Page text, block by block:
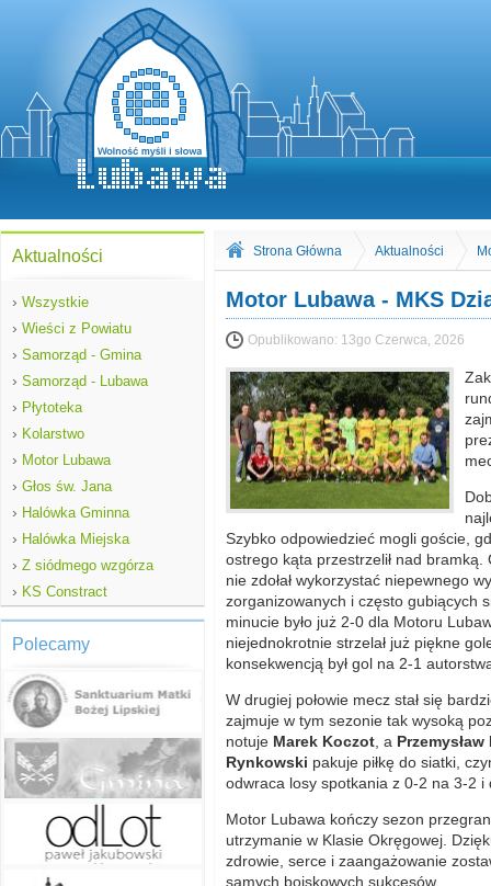
Aktualności
› Wszystkie
› Wieści z Powiatu
› Samorząd - Gmina
› Samorząd - Lubawa
› Płytoteka
› Kolarstwo
› Motor Lubawa
› Głos św. Jana
› Halówka Gminna
› Halówka Miejska
› Z siódmego wzgórza
› KS Constract
Polecamy
Strona Główna Aktualności
Motor Lubawa - MKS
Opublikowano: 13go Czerwca, 2026
Szybko odpowiedzieć mogli goście,
ostrego kąta przestrzelił nad
nie zdołał wykorzystać niepewnego
zorganizowanych i często gubiących
minucie było już 2-0 dla Motoru
niejednokrotnie strzelał już piękne
konsekwencją był gol na 2-1
W drugiej połowie mecz stał się
zajmuje w tym sezonie tak wysoką
notuje Marek Koczot, a
Rynkowski pakuje piłkę do siatki,
odwraca losy spotkania z 0-2 na 3-2
Motor Lubawa kończy sezon
utrzymanie w Klasie Okręgowej.
zdrowie, serce i zaangażowanie
samych boiskowych sukcesów.